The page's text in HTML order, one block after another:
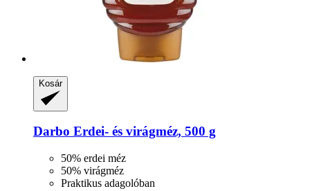
Kosár
Darbo Erdei-​ és virágméz, 500 g
50% erdei méz
50% virágméz
Praktikus adagolóban